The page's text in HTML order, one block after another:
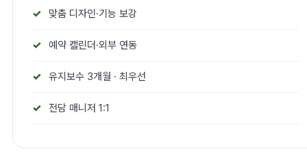
맞춤 디자인·기능 보강
예약 캘린더·외부 연동
유지보수 3개월 · 최우선
전담 매니저 1:1